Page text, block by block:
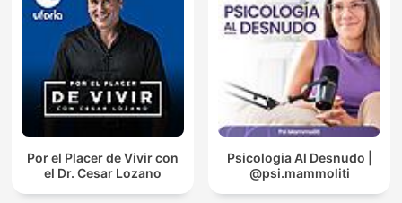
Por el Placer de Vivir con
el Dr. Cesar Lozano
Psicologia Al Desnudo |
@psi.mammoliti